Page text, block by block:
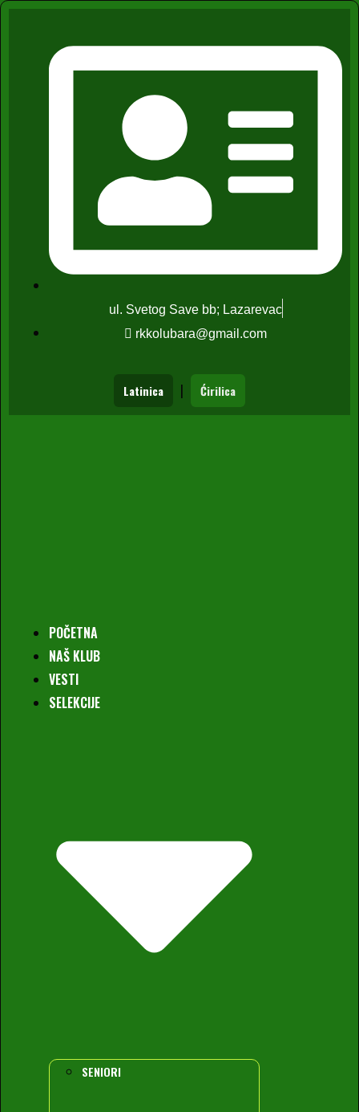
ul. Svetog Save bb; Lazarevac
rkkolubara@gmail.com
Latinica | Ćirilica
POČETNA
NAŠ KLUB
VESTI
SELEKCIJE
SENIORI